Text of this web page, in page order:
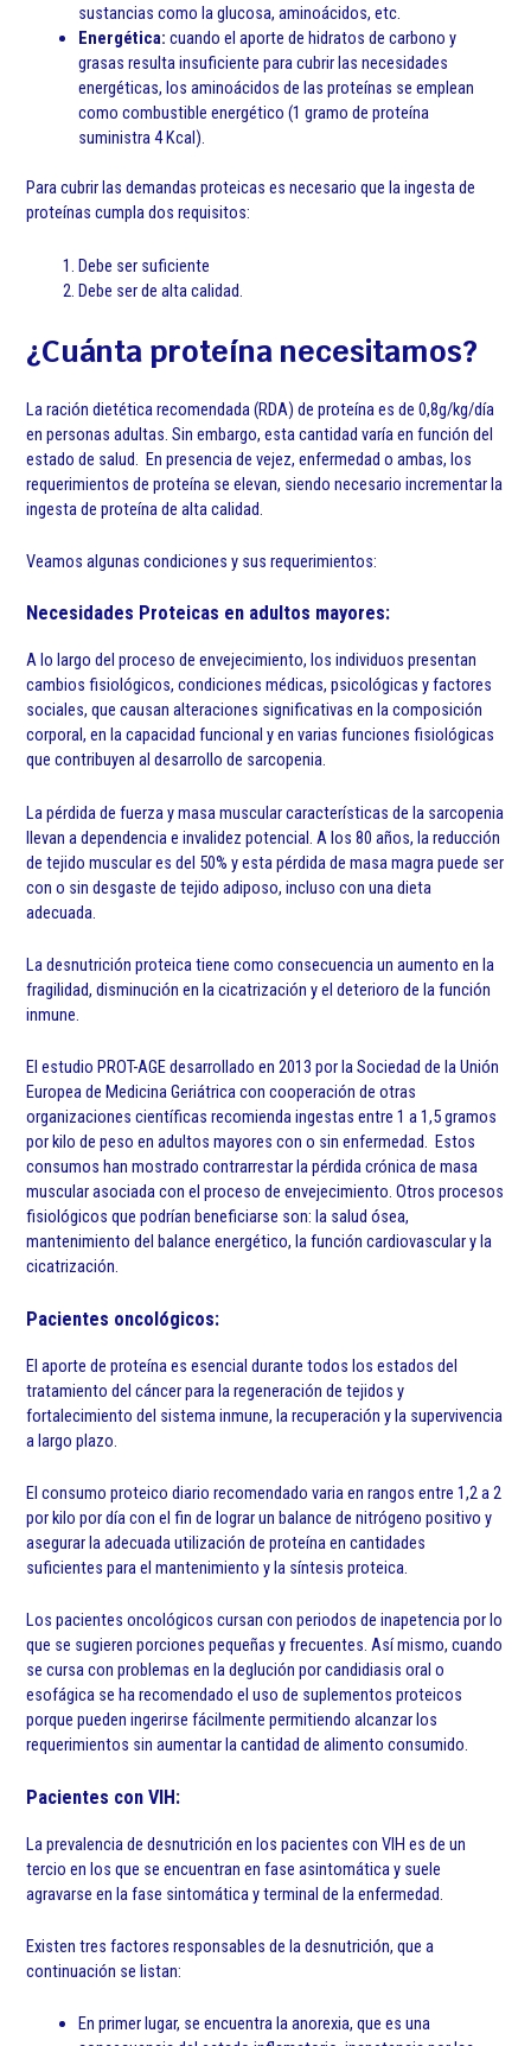
sustancias como la glucosa, aminoácidos, etc.
Energética: cuando el aporte de hidratos de carbono y
grasas resulta insuficiente para cubrir las necesidades
energéticas, los aminoácidos de las proteínas se emplean
como combustible energético (1 gramo de proteína
suministra 4 Kcal).
Para cubrir las demandas proteicas es necesario que la ingesta de
proteínas cumpla dos requisitos:
Debe ser suficiente
Debe ser de alta calidad.
¿Cuánta proteína necesitamos?
La ración dietética recomendada (RDA) de proteína es de 0,8g/kg/día
en personas adultas. Sin embargo, esta cantidad varía en función del
estado de salud. En presencia de vejez, enfermedad o ambas, los
requerimientos de proteína se elevan, siendo necesario incrementar la
ingesta de proteína de alta calidad.
Veamos algunas condiciones y sus requerimientos:
Necesidades Proteicas en adultos mayores:
A lo largo del proceso de envejecimiento, los individuos presentan
cambios fisiológicos, condiciones médicas, psicológicas y factores
sociales, que causan alteraciones significativas en la composición
corporal, en la capacidad funcional y en varias funciones fisiológicas
que contribuyen al desarrollo de sarcopenia.
La pérdida de fuerza y masa muscular características de la sarcopenia
llevan a dependencia e invalidez potencial. A los 80 años, la reducción
de tejido muscular es del 50% y esta pérdida de masa magra puede ser
con o sin desgaste de tejido adiposo, incluso con una dieta
adecuada.
La desnutrición proteica tiene como consecuencia un aumento en la
fragilidad, disminución en la cicatrización y el deterioro de la función
inmune.
El estudio PROT-AGE desarrollado en 2013 por la Sociedad de la Unión
Europea de Medicina Geriátrica con cooperación de otras
organizaciones científicas recomienda ingestas entre 1 a 1,5 gramos
por kilo de peso en adultos mayores con o sin enfermedad. Estos
consumos han mostrado contrarrestar la pérdida crónica de masa
muscular asociada con el proceso de envejecimiento. Otros procesos
fisiológicos que podrían beneficiarse son: la salud ósea,
mantenimiento del balance energético, la función cardiovascular y la
cicatrización.
Pacientes oncológicos:
El aporte de proteína es esencial durante todos los estados del
tratamiento del cáncer para la regeneración de tejidos y
fortalecimiento del sistema inmune, la recuperación y la supervivencia
a largo plazo.
El consumo proteico diario recomendado varia en rangos entre 1,2 a 2
por kilo por día con el fin de lograr un balance de nitrógeno positivo y
asegurar la adecuada utilización de proteína en cantidades
suficientes para el mantenimiento y la síntesis proteica.
Los pacientes oncológicos cursan con periodos de inapetencia por lo
que se sugieren porciones pequeñas y frecuentes. Así mismo, cuando
se cursa con problemas en la deglución por candidiasis oral o
esofágica se ha recomendado el uso de suplementos proteicos
porque pueden ingerirse fácilmente permitiendo alcanzar los
requerimientos sin aumentar la cantidad de alimento consumido.
Pacientes con VIH:
La prevalencia de desnutrición en los pacientes con VIH es de un
tercio en los que se encuentran en fase asintomática y suele
agravarse en la fase sintomática y terminal de la enfermedad.
Existen tres factores responsables de la desnutrición, que a
continuación se listan:
En primer lugar, se encuentra la anorexia, que es una